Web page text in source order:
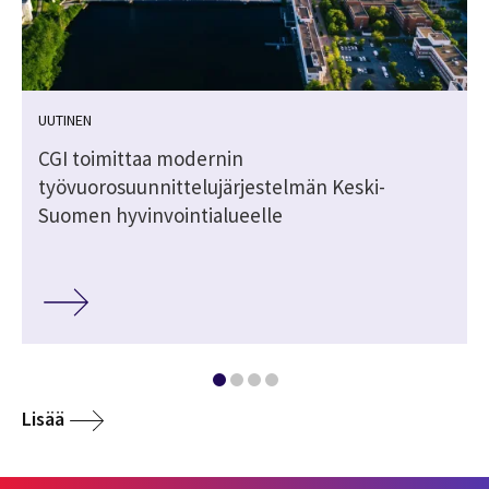
UUTINEN
CGI toimittaa modernin
työvuorosuunnittelujärjestelmän Keski-
Suomen hyvinvointialueelle
Lisää